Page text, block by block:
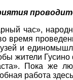
час»,
время
и
жители
Пока же
работа